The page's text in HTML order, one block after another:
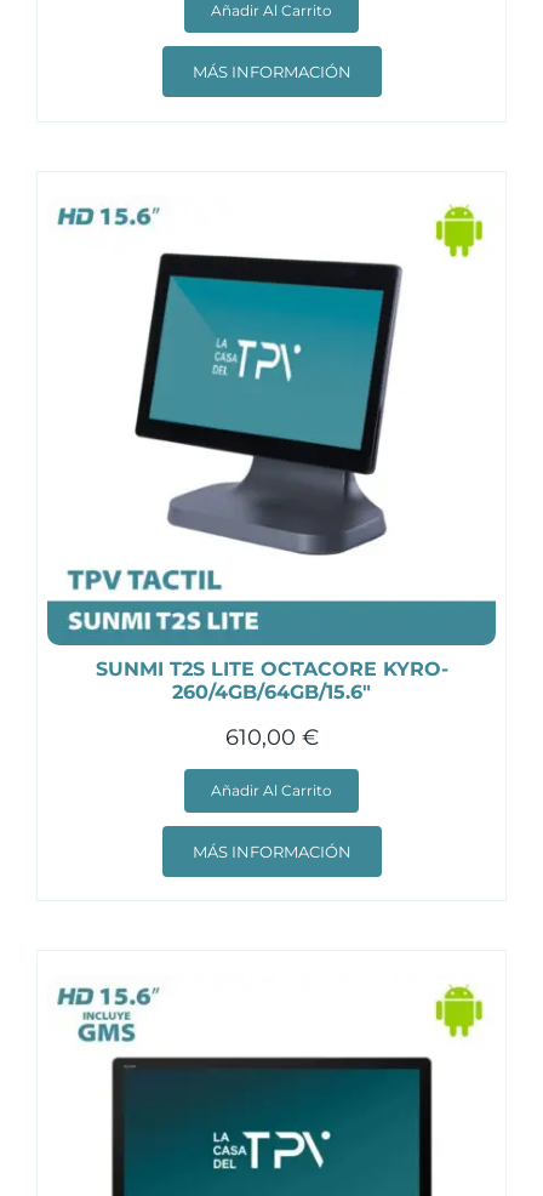
Añadir Al Carrito
MÁS INFORMACIÓN
SUNMI T2S LITE OCTACORE KYRO-
260/4GB/64GB/15.6″
610,00 €
Añadir Al Carrito
MÁS INFORMACIÓN